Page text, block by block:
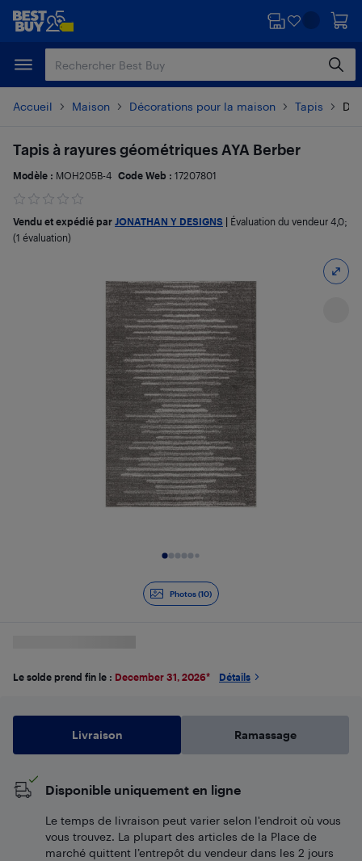
Passer
principal
Passer
Accueil Maison Décorations pour la maison Tapis
Photos (10)
Tapis à rayures géométriques AYA Berber
Modèle : MOH205B-4 Code Web : 17207801
Vendu et expédié par JONATHAN Y DESIGNS Évaluation du vendeur 4,0;
(1 évaluation)
Le solde prend fin le : December 31, 2026* Détails
Livraison Ramassage
Disponible uniquement en ligne
Le temps de livraison peut varier selon l'endroit où vous
vous trouvez. La plupart des articles de la Place de
marché quittent l’entrepôt du vendeur dans les 2 jours